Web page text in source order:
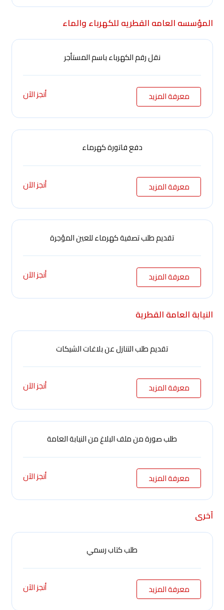
المؤسسه العامه القطريه للكهرباء والماء
نقل رقم الكهرباء باسم المستأجر
أنجز الآن معرفة المزيد
دفع فاتورة كهرماء
أنجز الآن معرفة المزيد
تقديم طلب تصفية كهرماء للعين المؤجرة
أنجز الآن معرفة المزيد
النيابة العامة القطرية
تقديم طلب التنازل عن بلاغات الشيكات
أنجز الآن معرفة المزيد
طلب صورة من ملف البلاغ من النيابة العامة
أنجز الآن معرفة المزيد
آخرى
طلب كتاب رسمي
أنجز الآن معرفة المزيد